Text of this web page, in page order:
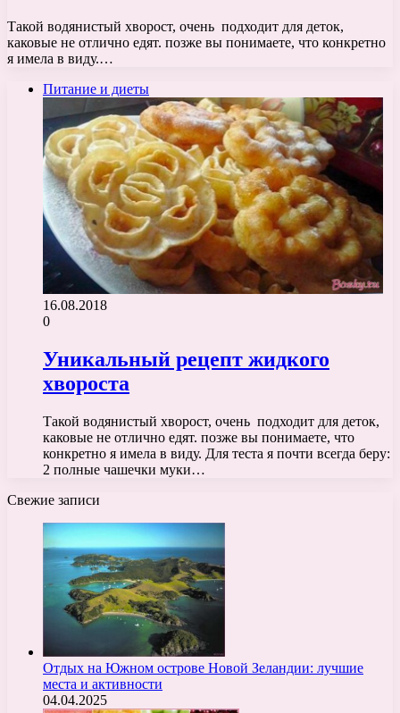
Такой водянистый хворост, очень подходит для деток,
каковые не отлично едят. позже вы понимаете, что конкретно
я имела в виду.…
Питание и диеты
16.08.2018
0
Уникальный рецепт жидкого
хвороста
Такой водянистый хворост, очень подходит для деток,
каковые не отлично едят. позже вы понимаете, что
конкретно я имела в виду. Для теста я почти всегда беру:
2 полные чашечки муки…
Свежие записи
Отдых на Южном острове Новой Зеландии: лучшие
места и активности
04.04.2025